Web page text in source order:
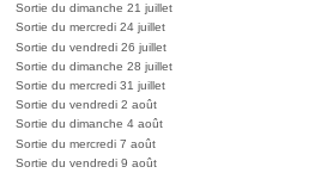
Sortie du dimanche 21 juillet
Sortie du mercredi 24 juillet
Sortie du vendredi 26 juillet
Sortie du dimanche 28 juillet
Sortie du mercredi 31 juillet
Sortie du vendredi 2 août
Sortie du dimanche 4 août
Sortie du mercredi 7 août
Sortie du vendredi 9 août